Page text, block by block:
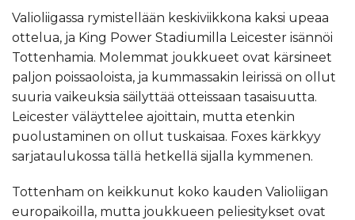
Valioliigassa rymistellään keskiviikkona kaksi upeaa
ottelua, ja King Power Stadiumilla Leicester isännöi
Tottenhamia. Molemmat joukkueet ovat kärsineet
paljon poissaoloista, ja kummassakin leirissä on ollut
suuria vaikeuksia säilyttää otteissaan tasaisuutta.
Leicester väläyttelee ajoittain, mutta etenkin
puolustaminen on ollut tuskaisaa. Foxes kärkkyy
sarjataulukossa tällä hetkellä sijalla kymmenen.
Tottenham on keikkunut koko kauden Valioliigan
europaikoilla, mutta joukkueen peliesitykset ovat